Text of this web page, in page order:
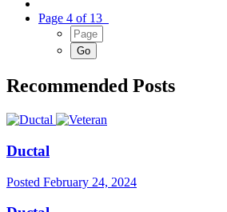
Page 4 of 13
Recommended Posts
Ductal
Posted February 24, 2024